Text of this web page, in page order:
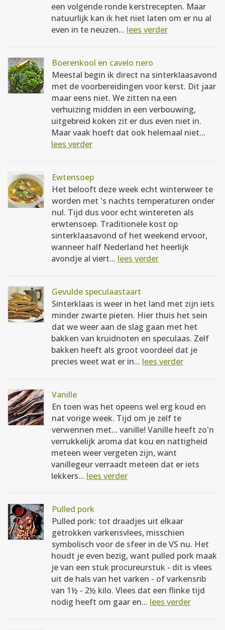
een volgende ronde kerstrecepten. Maar
natuurlijk kan ik het niet laten om er nu al
even in te neuzen... lees verder
Boerenkool en cavelo nero
Meestal begin ik direct na sinterklaasavond
met de voorbereidingen voor kerst. Dit jaar
maar eens niet. We zitten na een
verhuizing midden in een verbouwing,
uitgebreid koken zit er dus even niet in.
Maar vaak hoeft dat ook helemaal niet...
lees verder
Ewtensoep
Het belooft deze week echt winterweer te
worden met 's nachts temperaturen onder
nul. Tijd dus voor echt wintereten als
erwtensoep. Traditionele kost op
sinterklaasavond of het weekend ervoor,
wanneer half Nederland het heerlijk
avondje al viert... lees verder
Gevulde speculaastaart
Sinterklaas is weer in het land met zijn iets
minder zwarte pieten. Hier thuis het sein
dat we weer aan de slag gaan met het
bakken van kruidnoten en speculaas. Zelf
bakken heeft als groot voordeel dat je
precies weet wat er in... lees verder
Vanille
En toen was het opeens wel erg koud en
nat vorige week. Tijd om je zelf te
verwennen met... vanille! Vanille heeft zo'n
verrukkelijk aroma dat kou en nattigheid
meteen weer vergeten zijn, want
vanillegeur verraadt meteen dat er iets
lekkers... lees verder
Pulled pork
Pulled pork: tot draadjes uit elkaar
getrokken varkensvlees, misschien
symbolisch voor de sfeer in de VS nu. Het
houdt je even bezig, want pulled pork maak
je van een stuk procureurstuk - dit is vlees
uit de hals van het varken - of varkensrib
van 1½ - 2½ kilo. Vlees dat een flinke tijd
nodig heeft om gaar en... lees verder